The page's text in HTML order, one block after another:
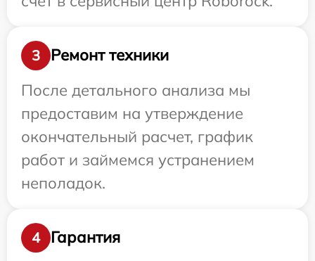
3
Ремонт техники
После детального анализа мы
предоставим на утверждение
окончательный расчет, график
работ и займемся устранением
неполадок.
4
Гарантия